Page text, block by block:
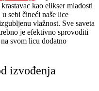
kao elikser mladosti
sebi čineći naše lice
vlažnost. Sve saveta
je efektivno sprovoditi
svom licu dodatno
izvođenja